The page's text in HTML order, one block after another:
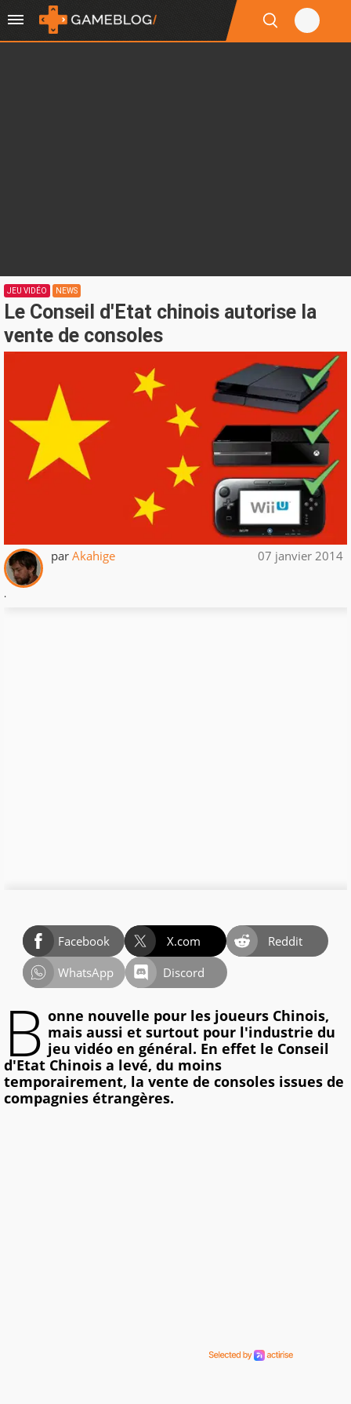
JEU VIDÉO NEWS
Le Conseil d'Etat chinois autorise la
vente de consoles
par Akahige 07 janvier 2014
.
Facebook X.com
Reddit
WhatsApp
Discord
B onne nouvelle pour les joueurs Chinois,
mais aussi et surtout pour l'industrie du
jeu vidéo en général. En effet le Conseil
d'Etat Chinois a levé, du moins
temporairement, la vente de consoles issues de
compagnies étrangères.